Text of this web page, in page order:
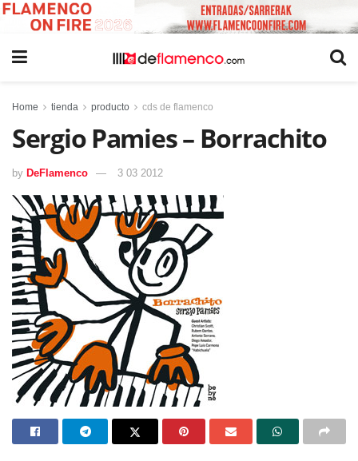
Home tienda producto cds de flamenco
Sergio Pamies – Borrachito
by DeFlamenco 3 03 2012